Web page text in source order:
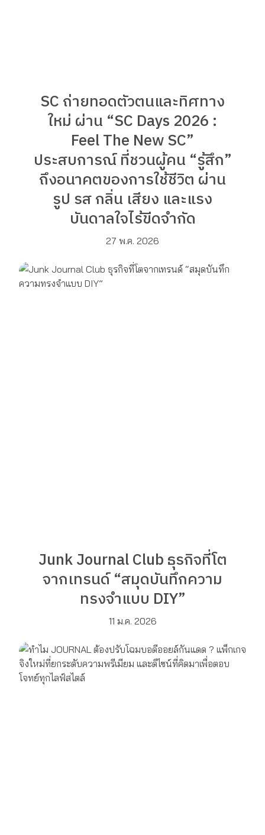
SC ถ่ายทอดตัวตนและทิศทาง
ใหม่ ผ่าน “SC Days 2026 :
Feel The New SC”
ประสบการณ์ ที่ชวนผู้คน “รู้สึก”
ถึงอนาคตของการใช้ชีวิต ผ่าน
รูป รส กลิ่น เสียง และแรง
บันดาลใจไร้ขีดจำกัด
27 พ.ค. 2026
Junk Journal Club ธุรกิจที่โต
จากเทรนด์ “สมุดบันทึกความ
ทรงจำแบบ DIY”
11 ม.ค. 2026